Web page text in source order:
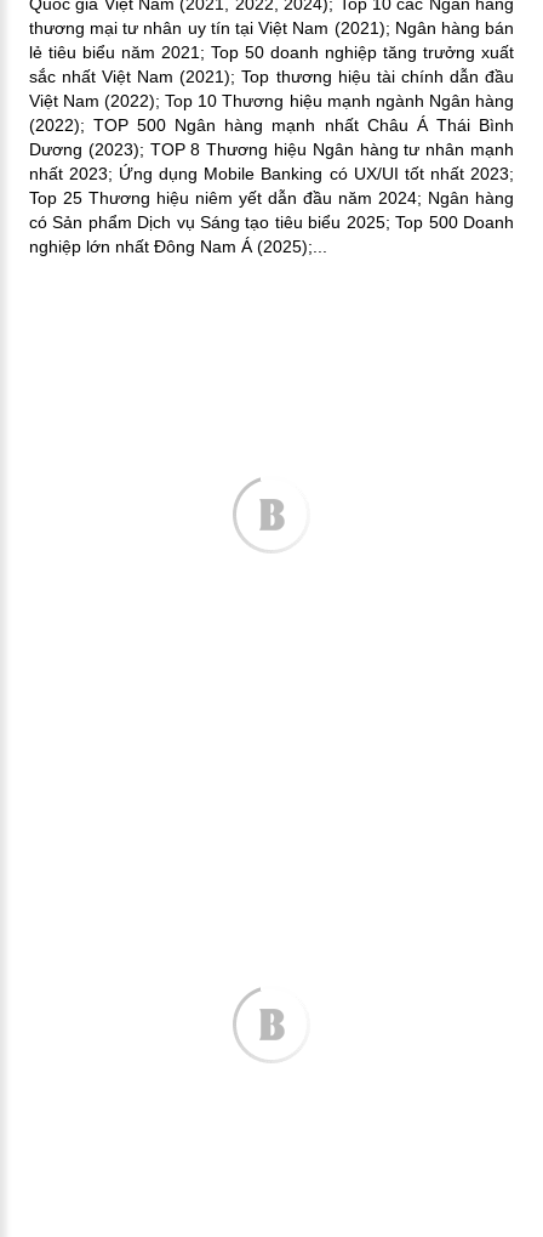
thương mại tư nhân uy tín tại Việt Nam (2021); Ngân hàng bán
lẻ tiêu biểu năm 2021; Top 50 doanh nghiệp tăng trưởng xuất
sắc nhất Việt Nam (2021); Top thương hiệu tài chính dẫn đầu
Việt Nam (2022); Top 10 Thương hiệu mạnh ngành Ngân hàng
(2022); TOP 500 Ngân hàng mạnh nhất Châu Á Thái Bình
Dương (2023); TOP 8 Thương hiệu Ngân hàng tư nhân mạnh
nhất 2023; Ứng dụng Mobile Banking có UX/UI tốt nhất 2023;
Top 25 Thương hiệu niêm yết dẫn đầu năm 2024; Ngân hàng
có Sản phẩm Dịch vụ Sáng tạo tiêu biểu 2025; Top 500 Doanh
nghiệp lớn nhất Đông Nam Á (2025);...